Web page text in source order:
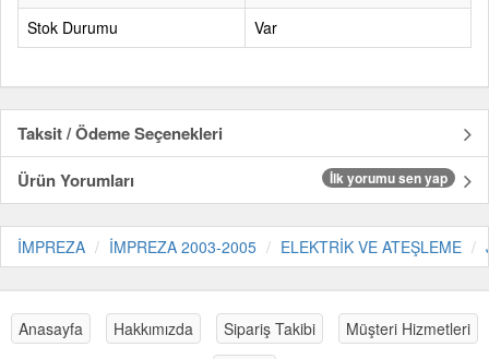
Stok Durumu
Var
Taksit / Ödeme Seçenekleri
Ürün Yorumları
İlk yorumu sen yap
İMPREZA İMPREZA 2003-2005 ELEKTRİK VE ATEŞLEME
Anasayfa Hakkımızda Sipariş Takibi Müşteri Hizmetleri